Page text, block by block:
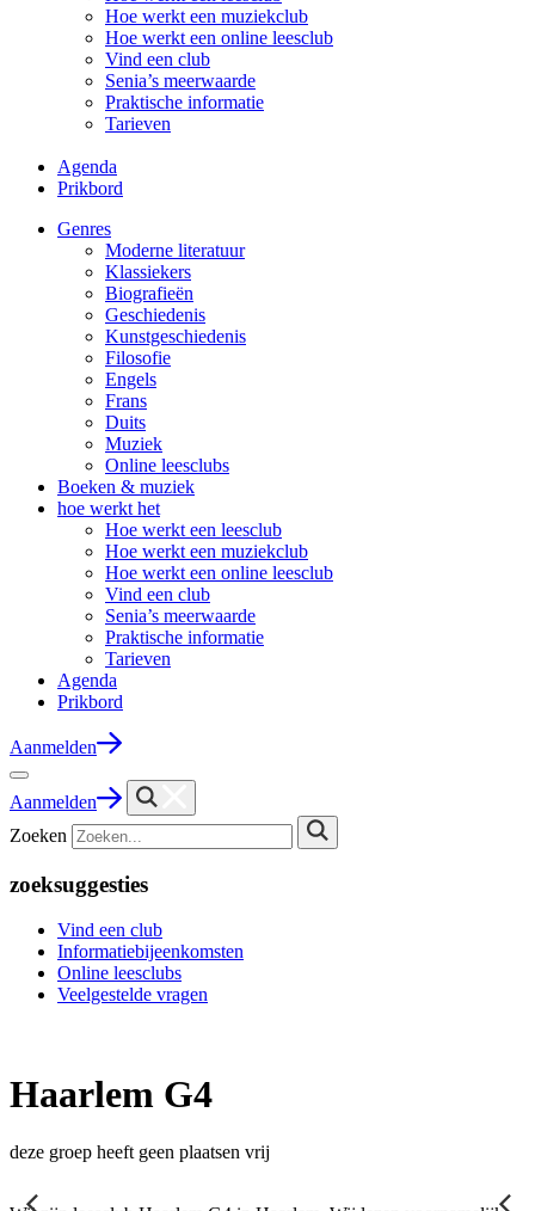
Hoe werkt een muziekclub
Hoe werkt een online leesclub
Vind een club
Senia’s meerwaarde
Praktische informatie
Tarieven
Agenda
Prikbord
Genres
Moderne literatuur
Klassiekers
Biografieën
Geschiedenis
Kunst­geschiedenis
Filosofie
Engels
Frans
Duits
Muziek
Online leesclubs
Boeken & muziek
hoe werkt het
Hoe werkt een leesclub
Hoe werkt een muziekclub
Hoe werkt een online leesclub
Vind een club
Senia’s meerwaarde
Praktische informatie
Tarieven
Agenda
Prikbord
Aanmelden
Aanmelden
Zoeken
zoeksuggesties
Vind een club
Informatiebijeenkomsten
Online leesclubs
Veelgestelde vragen
Haarlem G4
deze groep heeft geen plaatsen vrij